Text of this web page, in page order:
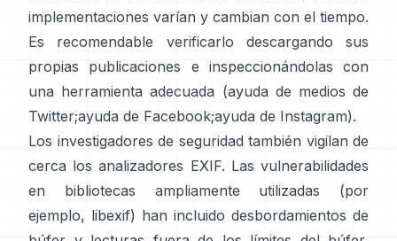
implementaciones varían y cambian con el tiempo.
Es recomendable verificarlo descargando sus
propias publicaciones e inspeccionándolas con
una herramienta adecuada (ayuda de medios de
Twitter;ayuda de Facebook;ayuda de Instagram).
Los investigadores de seguridad también vigilan de
cerca los analizadores EXIF. Las vulnerabilidades
en bibliotecas ampliamente utilizadas (por
ejemplo, libexif) han incluido desbordamientos de